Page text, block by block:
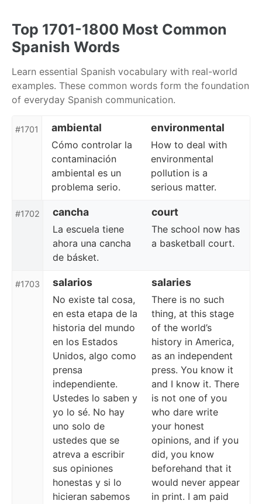
primary
navigation
content
footer
Top 1701-1800 Most Common
Spanish Words
Learn essential Spanish vocabulary with real-world
examples. These common words form the foundation
of everyday Spanish communication.
#1701 ambiental environmental
Cómo controlar la
contaminación
ambiental es un
problema serio.
How to deal with
environmental
pollution is a
serious matter.
#1702 cancha court
La escuela tiene
ahora una cancha
de básket.
The school now has
a basketball court.
#1703 salarios salaries
No existe tal cosa,
en esta etapa de la
historia del mundo
en los Estados
Unidos, algo como
prensa
independiente.
Ustedes lo saben y
yo lo sé. No hay
uno solo de
ustedes que se
atreva a escribir
sus opiniones
honestas y si lo
hicieran sabemos
There is no such
thing, at this stage
of the world’s
history in America,
as an independent
press. You know it
and I know it. There
is not one of you
who dare write
your honest
opinions, and if you
did, you know
beforehand that it
would never appear
in print. I am paid